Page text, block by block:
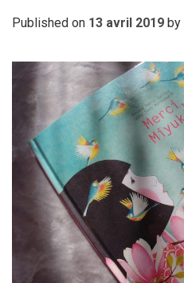
Published on 13 avril 2019 by